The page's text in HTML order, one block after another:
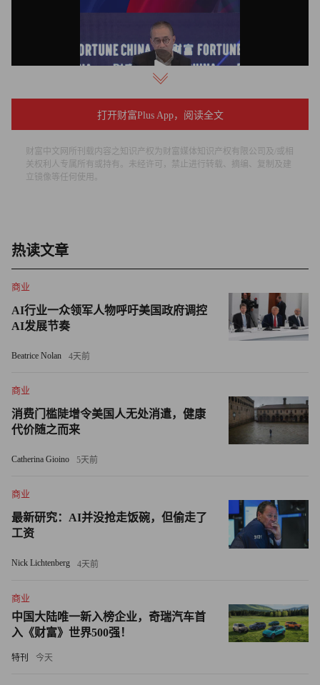
放
打开财富Plus App，阅读全文
财富中文网所刊载内容之知识产权为财富媒体知识产权有限公司及/或相
关权利人专属所有或持有。未经许可，禁止进行转载、摘编、复制及建
立镜像等任何使用。
热读文章
商业
AI行业一众领军人物呼吁美国政府调控
AI发展节奏
Beatrice Nolan 4天前
商业
消费门槛陡增令美国人无处消遣，健康
代价随之而来
Catherina Gioino 5天前
商业
最新研究：AI并没抢走饭碗，但偷走了
工资
Nick Lichtenberg 4天前
商业
中国大陆唯一新入榜企业，奇瑞汽车首
入《财富》世界500强！
特刊 今天